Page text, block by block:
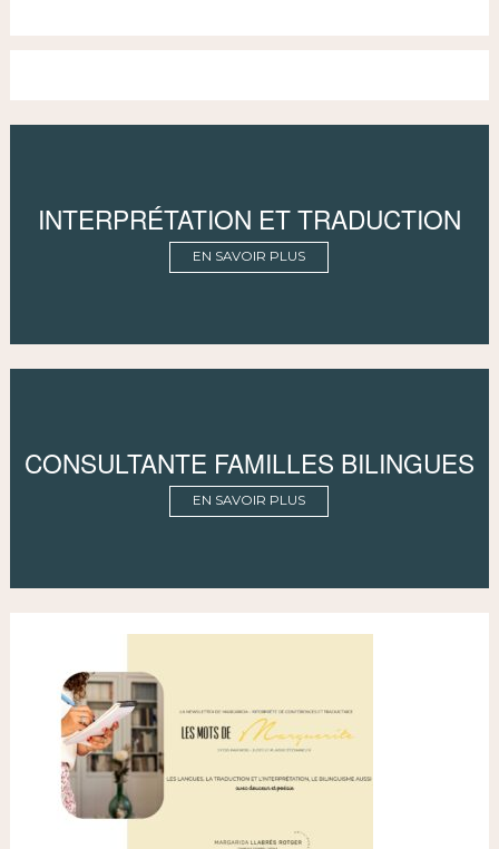
INTERPRÉTATION ET TRADUCTION
EN SAVOIR PLUS
CONSULTANTE FAMILLES BILINGUES
EN SAVOIR PLUS